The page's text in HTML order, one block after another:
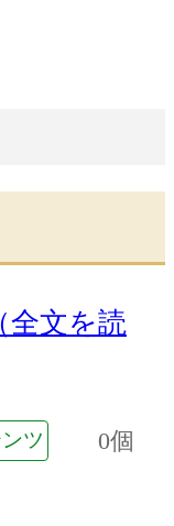
全文を読
ツ 0個